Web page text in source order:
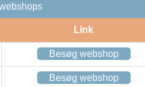
Link
Besøg webshop
Besøg webshop